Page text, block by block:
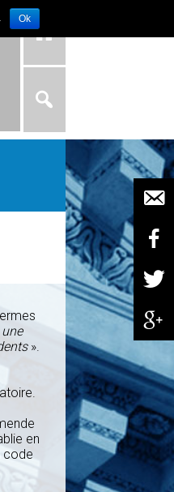
».
en
code
Ok